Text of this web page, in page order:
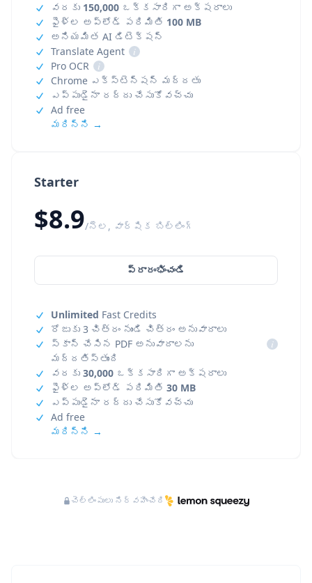
Starter
$8.9/నెల, వార్షిక బిల్లింగ్
ప్రారంభించండి
Unlimited Fast Credits
రోజుకు 3 చిత్రం నుండి చిత్రం అనువాదాలు
స్కాన్ చేసిన PDF అనువాదాలను
మద్దతిస్తుంది
i
వరకు 30,000 ఒక్కసారిగా అక్షరాలు
ఫైళ్ల అప్‌లోడ్ పరిమితి 30 MB
ఎప్పుడైనా రద్దు చేసుకోవచ్చు
Ad free
మరిన్ని →
వరకు 150,000 ఒక్కసారిగా అక్షరాలు
ఫైళ్ల అప్‌లోడ్ పరిమితి 100 MB
అనియమిత AI డిటెక్షన్
Translate Agent
i
Pro OCR
i
Chrome ఎక్స్‌టెన్షన్ మద్దతు
ఎప్పుడైనా రద్దు చేసుకోవచ్చు
Ad free
మరిన్ని →
చెల్లింపులు నిర్వహించేది